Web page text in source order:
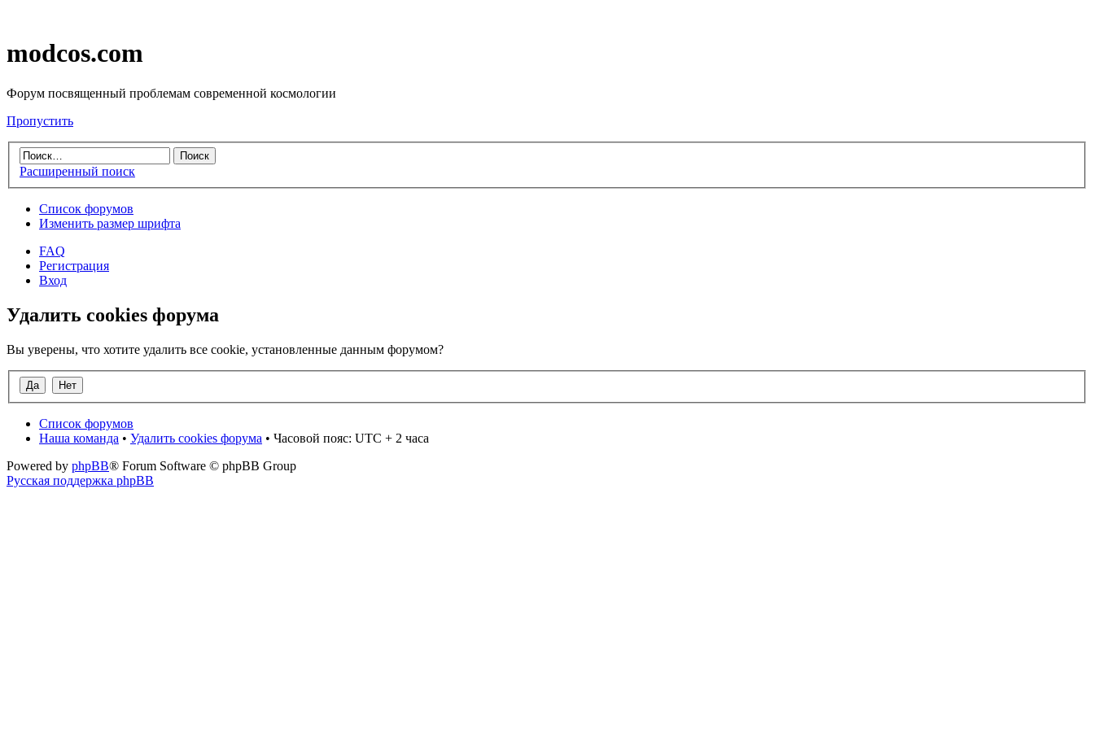
modcos.com
Форум посвященный проблемам современной космологии
Пропустить
Расширенный поиск
Список форумов
Изменить размер шрифта
FAQ
Регистрация
Вход
Удалить cookies форума
Вы уверены, что хотите удалить все cookie, установленные данным форумом?
Список форумов
Наша команда • Удалить cookies форума • Часовой пояс: UTC + 2 часа
Powered by phpBB® Forum Software © phpBB Group
Русская поддержка phpBB